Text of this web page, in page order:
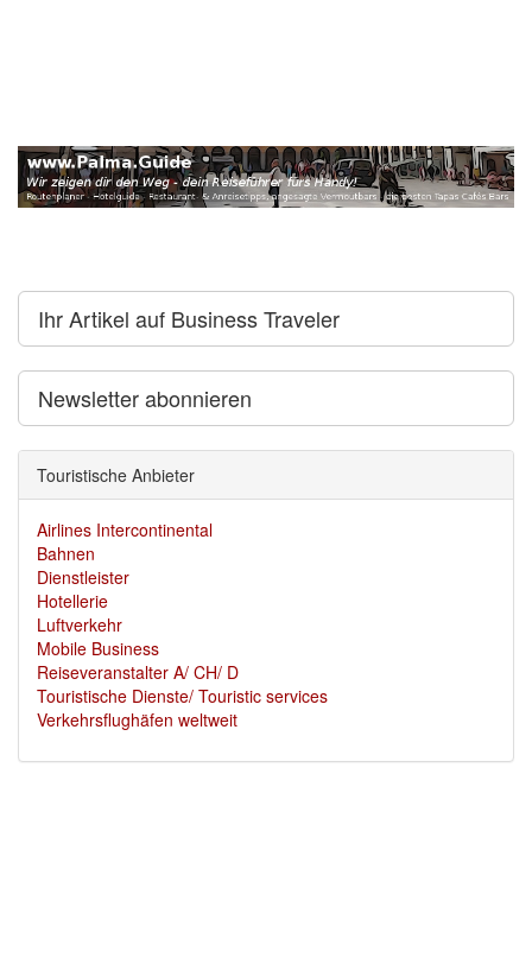
Ihr Artikel auf Business Traveler
Newsletter abonnieren
Touristische Anbieter
Airlines Intercontinental
Bahnen
Dienstleister
Hotellerie
Luftverkehr
Mobile Business
Reiseveranstalter A/ CH/ D
Touristische Dienste/ Touristic services
Verkehrsflughäfen weltweit